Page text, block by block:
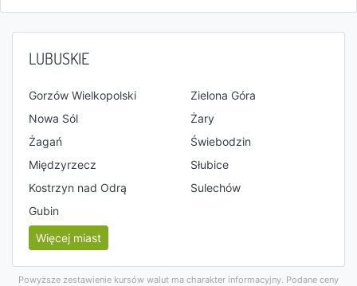
LUBUSKIE
Gorzów Wielkopolski
Zielona Góra
Nowa Sól
Żary
Żagań
Świebodzin
Międzyrzecz
Słubice
Kostrzyn nad Odrą
Sulechów
Gubin
Więcej miast
Powyższe zestawienie kursów walut ma charakter informacyjny. Podane ceny